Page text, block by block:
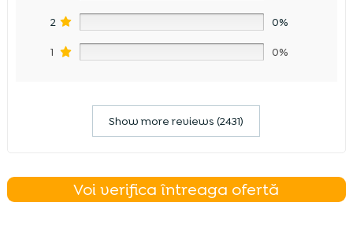
2 0%
1 0%
Show more reviews (2431)
Voi verifica întreaga ofertă